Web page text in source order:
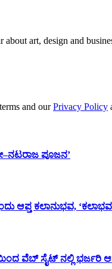
art, design and
and ourPrivacy Policy
ಪೂಜನ’
ಆಪ್ತ ಕಲಾನುಭವ,
ವೆಬ್ ಸೈಟ್ ನಲ್ಲಿ ಭರ್ಜರಿ